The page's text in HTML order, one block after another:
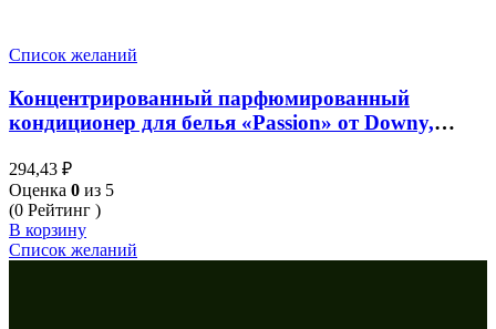
Список желаний
Концентрированный парфюмированный
кондиционер для белья «Passion» от Downy,
294,43 ₽
Оценка 0 из 5
(0 Рейтинг )
В корзину
Список желаний